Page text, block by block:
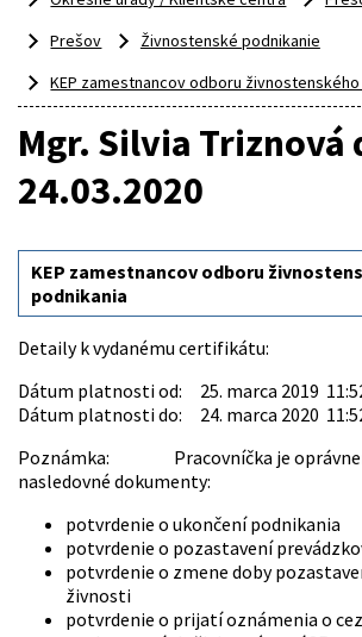
Prešov
Živnostenské podnikanie
KEP zamestnancov odboru
Mgr. Silvia Triznová
24.03.2020
KEP zamestnancov odboru
podnikania
Detaily k vydanému certifikátu:
Dátum platnosti od: 25. marca 2019
Dátum platnosti do: 24. marca 2020
Poznámka: Pracovníčka je
nasledovné dokumenty:
potvrdenie o ukončení podnikania
potvrdenie o pozastavení
potvrdenie o zmene doby
živnosti
potvrdenie o prijatí oznámenia o